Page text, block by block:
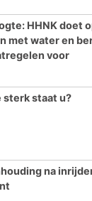
HHNK doet
met water en
voor
sterk staat u?
na